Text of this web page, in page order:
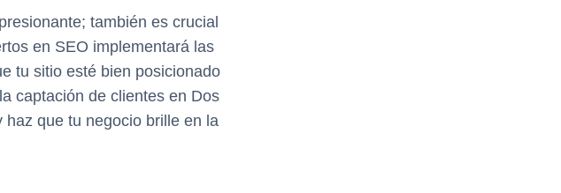
también es crucial
en SEO implementará las
tu sitio esté bien posicionado
captación de clientes en Dos
haz que tu negocio brille en la